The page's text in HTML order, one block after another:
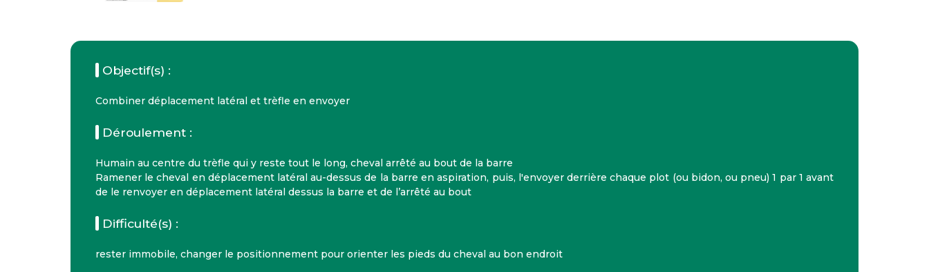
Objectif(s) :
Combiner déplacement latéral et trèfle en envoyer
Déroulement :
Humain au centre du trèfle qui y reste tout le long, cheval arrêté au bout de la barre
Ramener le cheval en déplacement latéral au-dessus de la barre en aspiration, puis, l'envoyer derrière chaque plot (ou bidon, ou pneu) 1 par 1 avant
de le renvoyer en déplacement latéral dessus la barre et de l’arrêté au bout
Difficulté(s) :
rester immobile, changer le positionnement pour orienter les pieds du cheval au bon endroit